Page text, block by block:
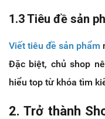
1.3 Tiêu đề sản
Viết tiêu đề sản phẩm
Đặc biệt, chủ shop
hiểu top từ khóa tìm
2. Trở thành